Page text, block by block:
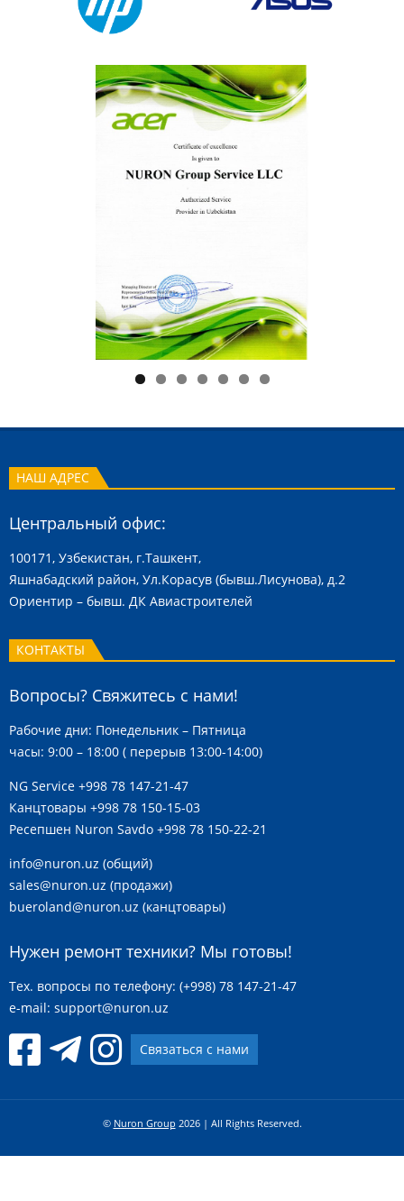
НАШ АДРЕС
Центральный офис:
100171, Узбекистан, г.Ташкент,
Яшнабадский район, Ул.Корасув (бывш.Лисунова), д.2
Ориентир – бывш. ДК Авиастроителей
КОНТАКТЫ
Вопросы? Свяжитесь с нами!
Рабочие дни: Понедельник – Пятница
часы: 9:00 – 18:00 ( перерыв 13:00-14:00)
NG Service +998 78 147-21-47
Канцтовары +998 78 150-15-03
Ресепшен Nuron Savdo +998 78 150-22-21
info@nuron.uz (общий)
sales@nuron.uz (продажи)
bueroland@nuron.uz (канцтовары)
Нужен ремонт техники? Мы готовы!
Тех. вопросы по телефону: (+998) 78 147-21-47
e-mail: support@nuron.uz
Связаться с нами
© Nuron Group 2026 | All Rights Reserved.